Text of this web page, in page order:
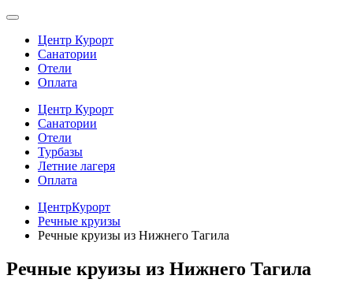
Центр Курорт
Санатории
Отели
Оплата
Центр Курорт
Санатории
Отели
Турбазы
Летние лагеря
Оплата
ЦентрКурорт
Речные круизы
Речные круизы из Нижнего Тагила
Речные круизы из Нижнего Тагила